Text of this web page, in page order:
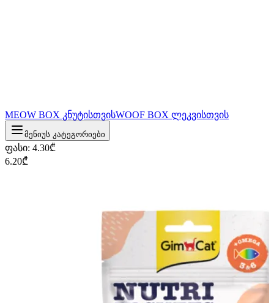
MEOW BOX კნუტისთვისWOOF BOX ლეკვისთვის
მენიუს კატეგორიები
ფასი: 4.30₾
6.20₾